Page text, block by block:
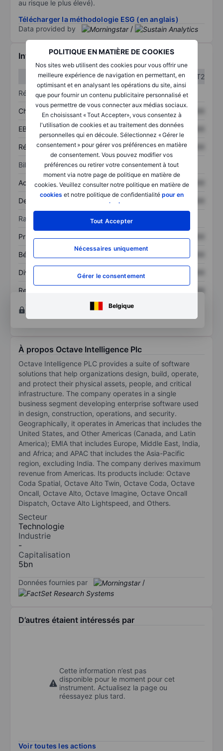
POLITIQUE EN MATIÈRE DE COOKIES
Nos sites web utilisent des cookies pour vous offrir une
meilleure expérience de navigation en permettant, en
optimisant et en analysant les opérations du site, ainsi
que pour fournir un contenu publicitaire personnalisé et
vous permettre de vous connecter aux médias sociaux.
En choisissant « Tout Accepter», vous consentez à
l'utilisation de cookies et au traitement des données
personnelles qui en découle. Sélectionnez « Gérer le
consentement » pour gérer vos préférences en matière
de consentement. Vous pouvez modifier vos
préférences ou retirer votre consentement à tout
moment via notre page de politique en matière de
cookies. Veuillez consulter notre politique en matière de
cookies et notre politique de confidentialité pour en
savoir plus
Tout Accepter
Nécessaires uniquement
Gérer le consentement
Belgique
au risque le plus élevé).
Télécharger la méthodologie ESG (en anglais)
Data provided by
/
Informations financières
T1
T2
Résultats
Chiffre d’affaires XXXXXXX
EBITDA XXXXXXX XXXXXXX
Résultat net XXXXXXX XXXXXXX
Bilan
Actif total XXXXXXX XXXXXXX
Dette totale XXXXXXX
Ratios
Prix / ventes XXXXXXX XXXXXXX
Bénéfice par action XXXXXXX XXXXXXX
Dividende par action XXXXXXX
Rendement des
XXXXXXX
Ouvrir un compte
pour accéder à d’autres outils
techniques et d’analyses.
À propos Octave Intelligence Plc
Octave Intelligence PLC provides a suite of software
solutions that help organizations design, build, operate,
and protect their physical assets, people, and critical
infrastructure. The company operates in a single
business segment developing enterprise software used
in design, construction, operations, and security.
Geographically, it operates in Americas that includes the
United States, and Other Americas (Canada, and Latin
America); EMIA that includes Europe, Middle East, India,
and Africa; and APAC that includes the Asia-Pacific
region, excluding India. The company derives maximum
revenue from Americas. Its products include: Octave
Coda Spatial, Octave Alto Twin, Octave Coda, Octave
Oncall, Octave Alto, Octave Imagine, Octave Oncall
Dispatch, Octave Alto Lightspeed, and Others.
Secteur
Technologie
Industrie
-
Capitalisation
5bn
Données fournies par /
D’autres étaient intéressés par
Cette information n’est pas
disponible pour le moment pour cet
instrument. Actualisez la page ou
réessayez plus tard.
Voir toutes les actions